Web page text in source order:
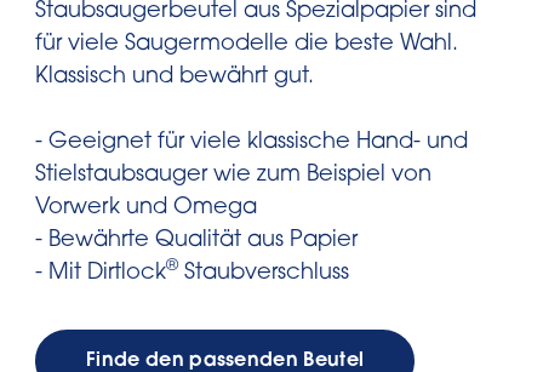
Staubsaugerbeutel aus Spezialpapier sind
für viele Saugermodelle die beste Wahl.
Klassisch und bewährt gut.
- Geeignet für viele klassische Hand- und
Stielstaubsauger wie zum Beispiel von
Vorwerk und Omega
- Bewährte Qualität aus Papier
- Mit Dirtlock® Staubverschluss
Finde den passenden Beutel